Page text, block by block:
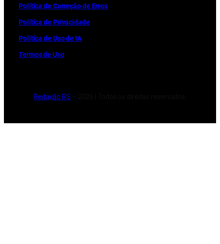
Política de Correção de Erros
Política de Privacidade
Política de Uso de IA
Termos de Uso
Redação RS